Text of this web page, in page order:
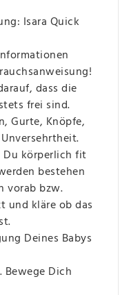
Isara Quick
dass die
frei sind.
Gurte, Knöpfe,
Du körperlich fit
bestehen
vorab bzw.
und kläre ob das
Deines Babys
Dich